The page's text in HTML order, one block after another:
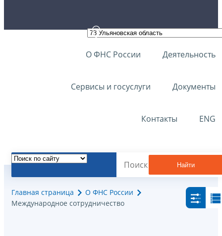
О ФНС России Деятельность
Сервисы и госуслуги Документы
Контакты ENG
Найти
Главная страница
О ФНС России
Международное сотрудничество